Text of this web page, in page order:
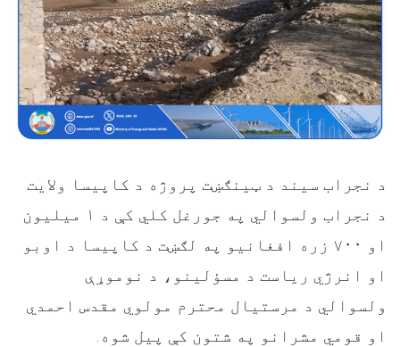
د نجراب سیند د ټينګښت پروژه د کاپيسا ولایت
د نجراب ولسوالي په جورغل کلي کې د ۱ میلیون
او ۷۰۰ زره افغانیو په لګښت د کاپیسا د اوبو
او انرژي ریاست د مسؤلینو، د نوموړې
ولسوالي د مرستیال محترم مولوي مقدس احمدي
او قومي مشرانو په شتون کې پیل شوه.